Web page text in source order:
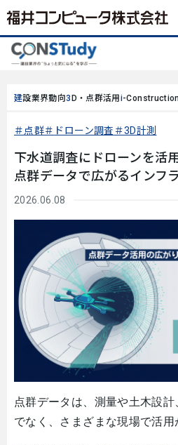
建設業界動向 3D・点群活用 i-
点群 ドローン調査 3D計測
下水道調査にドローンを活
点群データで広がるインフ
2026.06.08
点群データは、測量や土木設
でなく、さまざまな現場で活用